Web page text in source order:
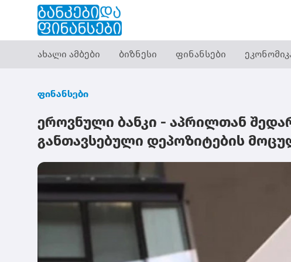
ახალი ამბები ბიზნესი ფინანსები
ფინანსები
ეროვნული ბანკი - აპრილთან
განთავსებული დეპოზიტების